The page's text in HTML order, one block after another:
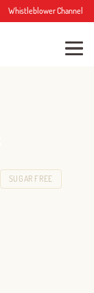
Whistleblower Channel
SUGAR FREE